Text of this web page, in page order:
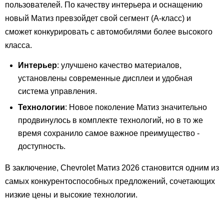
пользователей. По качеству интерьера и оснащению
новый Матиз превзойдет свой сегмент (А-класс) и
сможет конкурировать с автомобилями более высокого
класса.
Интерьер: улучшено качество материалов,
установлены современные дисплеи и удобная
система управления.
Технологии: Новое поколение Матиз значительно
продвинулось в комплекте технологий, но в то же
время сохранило самое важное преимущество -
доступность.
В заключение, Chevrolet Матиз 2026 становится одним из
самых конкурентоспособных предложений, сочетающих
низкие цены и высокие технологии.